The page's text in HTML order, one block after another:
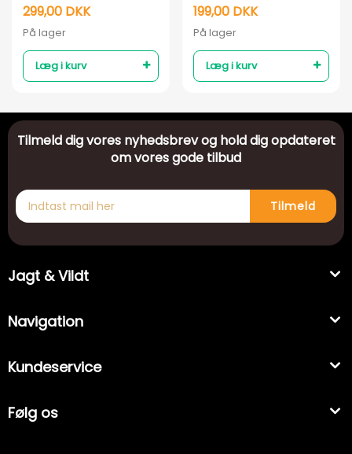
Z3A Camouflage
299,00 DKK
På lager
Læg i kurv
199,00 DKK
På lager
Læg i kurv
Tilmeld dig vores nyhedsbrev og hold dig opdateret
om vores gode tilbud
Tilmeld
Jagt & Vildt
Navigation
Kundeservice
Følg os